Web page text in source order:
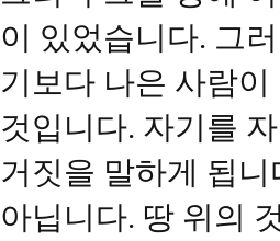
이 있었습니다. 그
기보다 나은 사람
것입니다. 자기를
거짓을 말하게 됩
아닙니다. 땅 위의